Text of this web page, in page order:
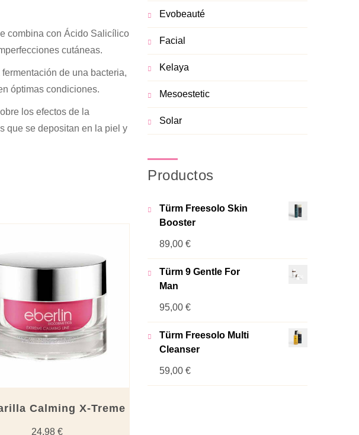
combina con Ácido Salicílico
cutáneas.
de una bacteria,
óptimas condiciones.
los efectos de la
que se depositan en la piel y
Calming X-Treme
24,98€
Evobeauté
Facial
Kelaya
Mesoestetic
Solar
Productos
Türm Freesolo Skin
Booster
89,00 €
Türm 9 Gentle For
Man
95,00 €
Türm Freesolo Multi
Cleanser
59,00 €